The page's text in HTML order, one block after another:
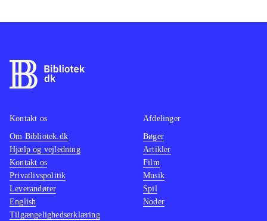
Kontakt os
Om Bibliotek.dk
Hjælp og vejledning
Kontakt os
Privatlivspolitik
Leverandører
English
Tilgængelighedserklæring
Afdelinger
Bøger
Artikler
Film
Musik
Spil
Noder